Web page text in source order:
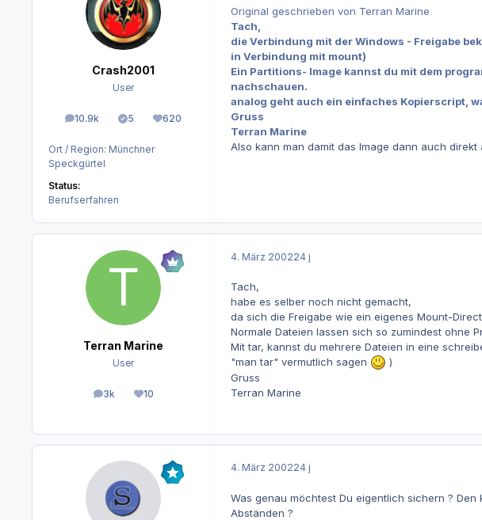
Crash2001
User
10.9k
Beiträge 5
Lösungen620
Reputation
Ort / Region: Münchner
Speckgürtel
Status:
Berufserfahren
Original geschrieben von Terran Marine
Tach,
die Verbindung mit der Windows - Freigabe
in Verbindung mit mount)
Ein Partitions- Image kannst du mit dem
nachschauen.
analog geht auch ein einfaches Kopierscript,
Gruss
Terran Marine
Also kann man damit das Image dann auch
Terran Marine
User
3k
Beiträge10
Reputation
4. März 200224 j
Tach,
habe es selber noch nicht gemacht,
da sich die Freigabe wie ein eigenes Mount-
Normale Dateien lassen sich so zumindest ohne
Mit tar, kannst du mehrere Dateien in eine
"man tar" vermutlich sagen
)
Gruss
Terran Marine
4. März 200224 j
Was genau möchtest Du eigentlich sichern ?
Abständen ?